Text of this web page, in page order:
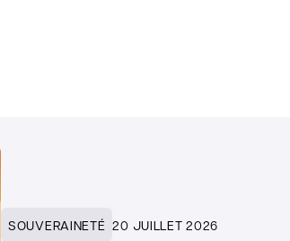
SOUVERAINETÉ 20 JUILLET 2026